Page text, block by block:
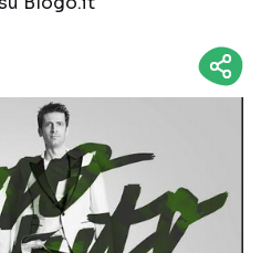
sui social